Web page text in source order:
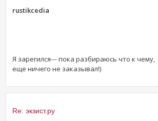
rustikcedia
Я зарегился--- пока разбираюсь что к чему,
еще ничего не заказывал!)
Re: экзист.ру